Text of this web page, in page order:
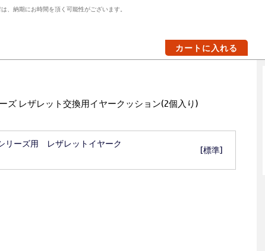
、納期にお時間を頂く可能性がございます。
カートに入れる
ズ レザレット交換用イヤークッション(2個入り)
リーズ用 レザレットイヤーク
[標準]